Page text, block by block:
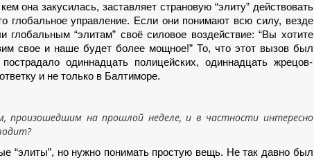
она закусилась, заставляет страновую “элиту” действовать
глобальное управление. Если они понимают всю силу, везде
глобальным “элитам” своё силовое воздействие: “Вы хотите
свое и наше будет более мощное!” То, что этот вызов был
одиннадцать полицейских, одиннадцать жрецов-
и не только в Балтиморе.
произошедшим на прошлой неделе, и в частности интересно
“элиты”, но нужно понимать простую вещь. Не так давно был